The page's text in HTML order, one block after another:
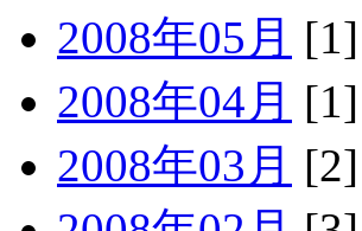
2008年05月 [1]
2008年04月 [1]
2008年03月 [2]